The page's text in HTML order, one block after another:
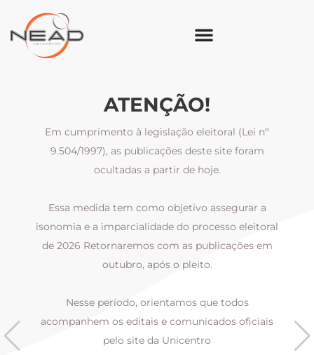
ATENÇÃO!
Em cumprimento à legislação eleitoral (Lei nº
9.504/1997), as publicações deste site foram
ocultadas a partir de hoje.
Essa medida tem como objetivo assegurar a
isonomia e a imparcialidade do processo eleitoral
de 2026 Retornaremos com as publicações em
outubro, após o pleito.
Nesse período, orientamos que todos
acompanhem os editais e comunicados oficiais
pelo site da Unicentro